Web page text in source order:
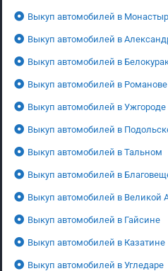
Выкуп автомобилей в
Выкуп автомобилей в
Выкуп автомобилей в
Выкуп автомобилей в Романове
Выкуп автомобилей в Ужгороде
Выкуп автомобилей в
Выкуп автомобилей в Тальном
Выкуп автомобилей в
Выкуп автомобилей в Великой
Выкуп автомобилей в Гайсине
Выкуп автомобилей в Казатине
Выкуп автомобилей в Угледаре